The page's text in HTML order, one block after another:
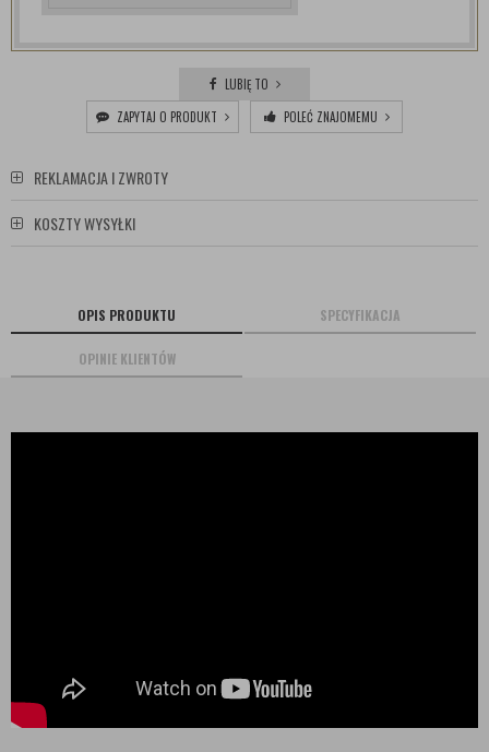
LUBIĘ TO
ZAPYTAJ O PRODUKT
POLEĆ ZNAJOMEMU
REKLAMACJA I ZWROTY
KOSZTY WYSYŁKI
OPIS PRODUKTU SPECYFIKACJA
OPINIE KLIENTÓW